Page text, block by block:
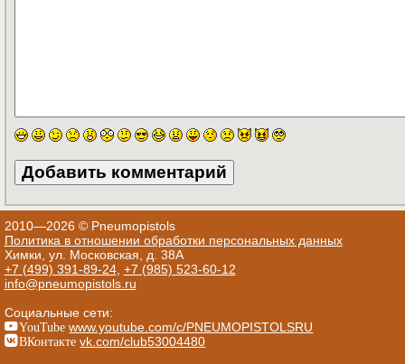
2010—2026 © Pneumopistols
Политика в отношении обработки персональных данных
Химки, ул. Московская, д. 38А
+7 (499) 391-89-24, +7 (985) 523-60-12
info@pneumopistols.ru
Социальные сети:
YouTube www.youtube.com/c/PNEUMOPISTOLSRU
ВКонтакте vk.com/club53004480